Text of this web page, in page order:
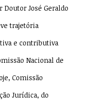
Doutor José Geraldo
trajetória
e contributiva
Nacional de
Comissão
Jurídica, do